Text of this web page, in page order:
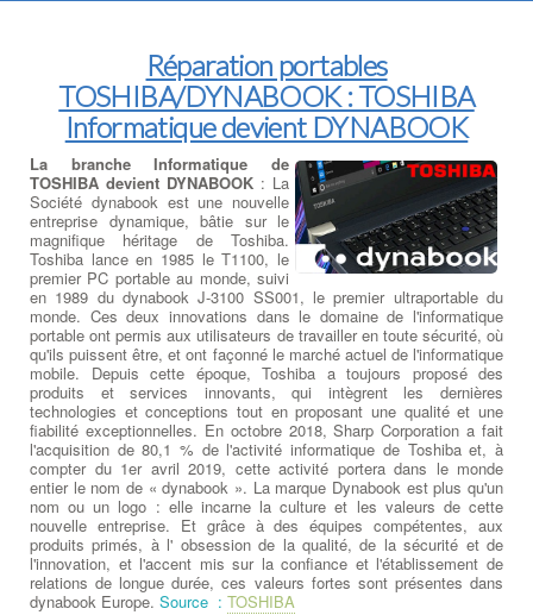
Réparation portables
TOSHIBA/DYNABOOK : TOSHIBA
Informatique devient DYNABOOK
La branche Informatique de
TOSHIBA devient DYNABOOK : La
Société dynabook est une nouvelle
entreprise dynamique, bâtie sur le
magnifique héritage de Toshiba.
Toshiba lance en 1985 le T1100, le
premier PC portable au monde, suivi
en 1989 du dynabook J-3100 SS001, le premier ultraportable du
monde. Ces deux innovations dans le domaine de l'informatique
portable ont permis aux utilisateurs de travailler en toute sécurité, où
qu'ils puissent être, et ont façonné le marché actuel de l'informatique
mobile. Depuis cette époque, Toshiba a toujours proposé des
produits et services innovants, qui intègrent les dernières
technologies et conceptions tout en proposant une qualité et une
fiabilité exceptionnelles. En octobre 2018, Sharp Corporation a fait
l'acquisition de 80,1 % de l'activité informatique de Toshiba et, à
compter du 1er avril 2019, cette activité portera dans le monde
entier le nom de « dynabook ». La marque Dynabook est plus qu'un
nom ou un logo : elle incarne la culture et les valeurs de cette
nouvelle entreprise. Et grâce à des équipes compétentes, aux
produits primés, à l' obsession de la qualité, de la sécurité et de
l'innovation, et l'accent mis sur la confiance et l'établissement de
relations de longue durée, ces valeurs fortes sont présentes dans
dynabook Europe. Source : TOSHIBA